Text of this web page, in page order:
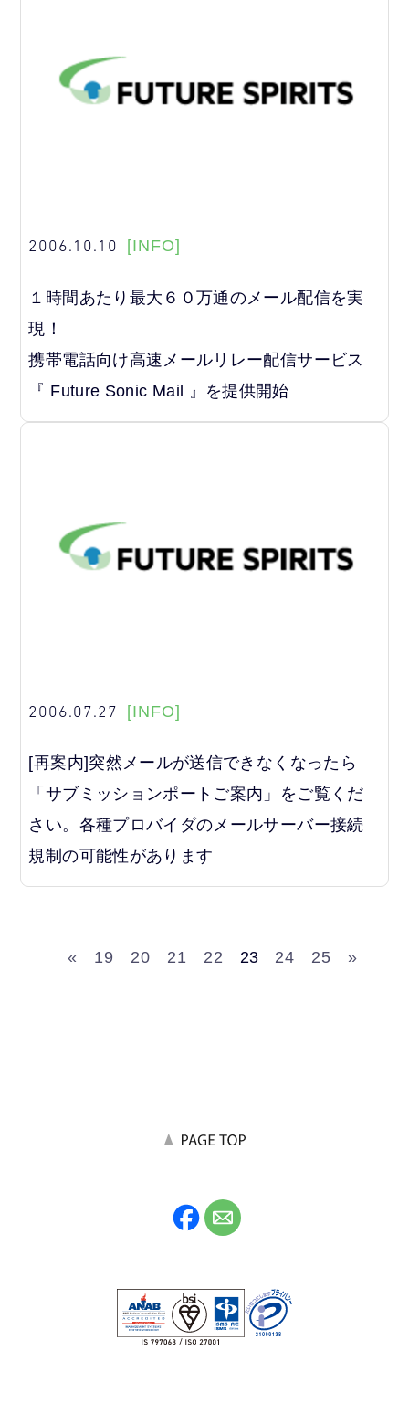
2006.10.10 [INFO]
１時間あたり最大６０万通のメール配信を実
現！
携帯電話向け高速メールリレー配信サービス
『 Future Sonic Mail 』を提供開始
2006.07.27 [INFO]
[再案内]突然メールが送信できなくなったら
「サブミッションポートご案内」をご覧くだ
さい。各種プロバイダのメールサーバー接続
規制の可能性があります
« 19 20 21 22 23 24 25 »